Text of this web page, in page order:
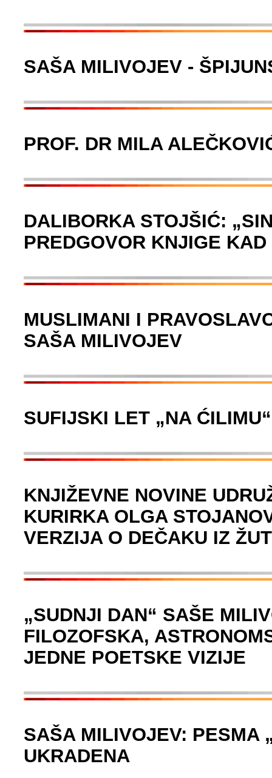
SAŠA MILIVOJEV -
PROF. DR MILA
DALIBORKA STOJŠIĆ:
PREDGOVOR KNJIGE
MUSLIMANI I
SAŠA MILIVOJEV
SUFIJSKI LET „NA
KNJIŽEVNE NOVINE
KURIRKA OLGA
VERZIJA O DEČAKU IZ
„SUDNJI DAN“ SAŠE
FILOZOFSKA,
JEDNE POETSKE VIZIJE
SAŠA MILIVOJEV: PESMA
UKRADENA